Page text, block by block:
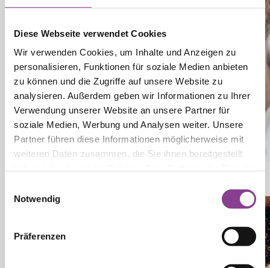
Diese Webseite verwendet Cookies
Wir verwenden Cookies, um Inhalte und Anzeigen zu
personalisieren, Funktionen für soziale Medien anbieten
zu können und die Zugriffe auf unsere Website zu
analysieren. Außerdem geben wir Informationen zu Ihrer
Verwendung unserer Website an unsere Partner für
soziale Medien, Werbung und Analysen weiter. Unsere
Partner führen diese Informationen möglicherweise mit
weiteren Daten zusammen, die Sie ihnen bereitgestellt
Notwendig
Präferenzen
17.07.2026Einladung zum Vortrag:
Bauchwandbrüche: wann und wie behandeln?